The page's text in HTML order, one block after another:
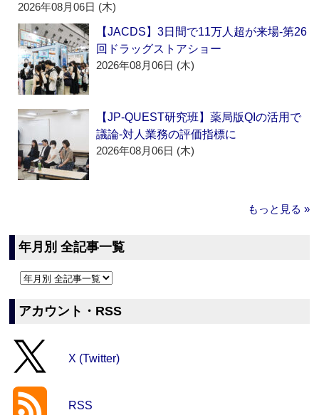
2026年08月06日 (木)
【JACDS】3日間で11万人超が来場‐第26
回ドラッグストアショー
2026年08月06日 (木)
【JP-QUEST研究班】薬局版QIの活用で
議論‐対人業務の評価指標に
2026年08月06日 (木)
もっと見る »
年月別 全記事一覧
アカウント・RSS
X (Twitter)
RSS